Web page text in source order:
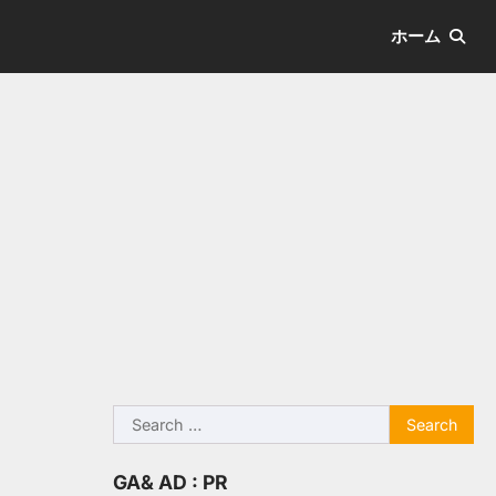
ホーム
Search
for:
GA& AD : PR